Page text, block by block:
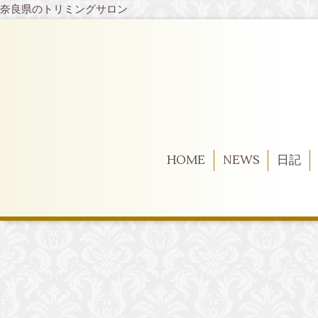
奈良県のトリミングサロン
HOME NEWS 日記